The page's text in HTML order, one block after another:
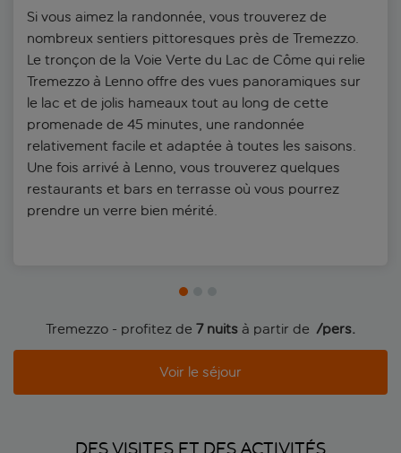
Si vous aimez la randonnée, vous trouverez de
nombreux sentiers pittoresques près de Tremezzo.
Le tronçon de la Voie Verte du Lac de Côme qui relie
Tremezzo à Lenno offre des vues panoramiques sur
le lac et de jolis hameaux tout au long de cette
promenade de 45 minutes, une randonnée
relativement facile et adaptée à toutes les saisons.
Une fois arrivé à Lenno, vous trouverez quelques
restaurants et bars en terrasse où vous pourrez
prendre un verre bien mérité.
Tremezzo - profitez de 7 nuits à partir de /pers.
Voir le séjour
DES VISITES ET DES ACTIVITÉS